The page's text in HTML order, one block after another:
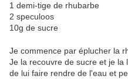
1 demi-tige de rhubarbe
2 speculoos
10g de sucre
Je commence par éplucher la
Je la recouvre de sucre et je la
de lui faire rendre de l'eau et